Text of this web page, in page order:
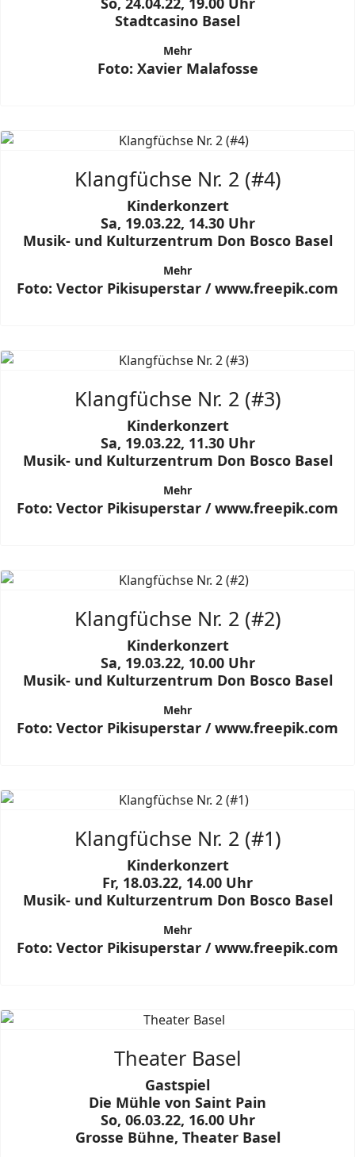
Stadtcasino Basel
Mehr
Foto: Xavier Malafosse
Klangfüchse Nr. 2 (#4)
Kinderkonzert
Sa, 19.03.22, 14.30 Uhr
Musik- und Kulturzentrum Don Bosco Basel
Mehr
Foto: Vector Pikisuperstar / www.freepik.com
Klangfüchse Nr. 2 (#3)
Kinderkonzert
Sa, 19.03.22, 11.30 Uhr
Musik- und Kulturzentrum Don Bosco Basel
Mehr
Foto: Vector Pikisuperstar / www.freepik.com
Klangfüchse Nr. 2 (#2)
Kinderkonzert
Sa, 19.03.22, 10.00 Uhr
Musik- und Kulturzentrum Don Bosco Basel
Mehr
Foto: Vector Pikisuperstar / www.freepik.com
Klangfüchse Nr. 2 (#1)
Kinderkonzert
Fr, 18.03.22, 14.00 Uhr
Musik- und Kulturzentrum Don Bosco Basel
Mehr
Foto: Vector Pikisuperstar / www.freepik.com
Theater Basel
Gastspiel
Die Mühle von Saint Pain
So, 06.03.22, 16.00 Uhr
Grosse Bühne, Theater Basel